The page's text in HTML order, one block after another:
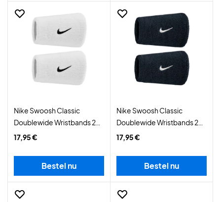
Nike Swoosh Classic
Doublewide Wristbands 2-
Pack White/Black
17,95 €
Bestel nu
Nike Swoosh Classic
Doublewide Wristbands 2-
Pack Black/White
17,95 €
Bestel nu